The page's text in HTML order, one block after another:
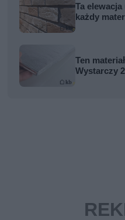
Ta
każdy
Ten
Wystarczy